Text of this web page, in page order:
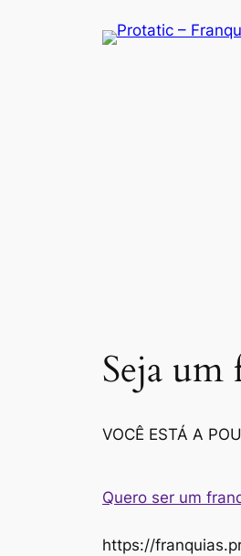
Seja um
VOCÊ ESTÁ A
Quero ser um
https://